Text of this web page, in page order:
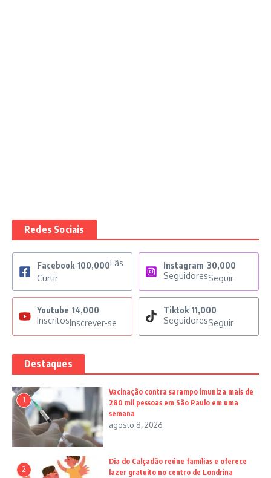
Redes Sociais
Facebook 100,000Fãs
Curtir
Instagram 30,000
SeguidoresSeguir
Youtube 14,000
Inscritos Inscrever-se
Tiktok 11,000
SeguidoresSeguir
Destaques
1
Vacinação contra sarampo imuniza mais de
280 mil pessoas em São Paulo em uma
semana
agosto 8, 2026
2
Dia do Calçadão reúne famílias e oferece
lazer gratuito no centro de Londrina